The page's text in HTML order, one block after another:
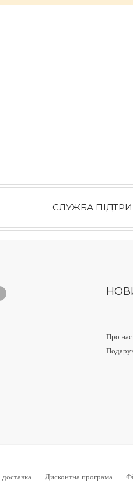
СЛУЖБА
Про нас
доставка Дисконтна програма